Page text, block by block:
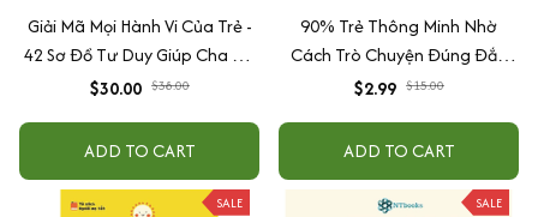
Giải Mã Mọi Hành Vi Của Trẻ -
42 Sơ Đồ Tư Duy Giúp Cha Mẹ
Thấu Hiểu Tâm Lý Và Hành Vi
$30.00 $38.00
ADD TO CART
90% Trẻ Thông Minh Nhờ
Cách Trò Chuyện Đúng Đắn
Của Cha Mẹ
$2.99 $15.00
ADD TO CART
SALE SALE